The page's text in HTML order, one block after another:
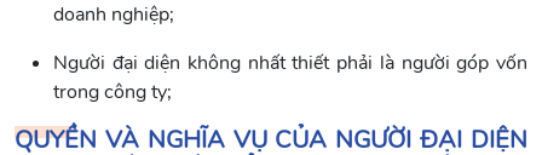
doanh nghiệp;
Người đại diện không nhất thiết phải là người góp vốn
trong công ty;
QUYỀN VÀ NGHĨA VỤ CỦA NGƯỜI ĐẠI DIỆN